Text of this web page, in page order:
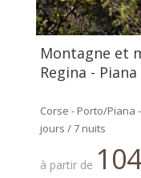
Montagne et
Regina - Piana
Corse - Porto/Piana
jours / 7 nuits
à partir de